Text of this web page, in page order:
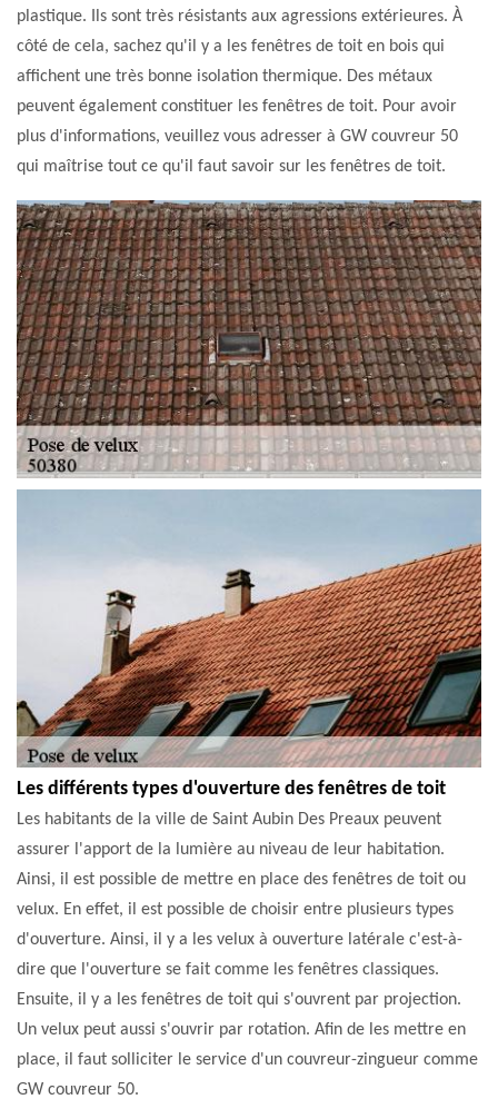
plastique. Ils sont très résistants aux agressions extérieures. À
côté de cela, sachez qu'il y a les fenêtres de toit en bois qui
affichent une très bonne isolation thermique. Des métaux
peuvent également constituer les fenêtres de toit. Pour avoir
plus d'informations, veuillez vous adresser à GW couvreur 50
qui maîtrise tout ce qu'il faut savoir sur les fenêtres de toit.
Les différents types d'ouverture des fenêtres de toit
Les habitants de la ville de Saint Aubin Des Preaux peuvent
assurer l'apport de la lumière au niveau de leur habitation.
Ainsi, il est possible de mettre en place des fenêtres de toit ou
velux. En effet, il est possible de choisir entre plusieurs types
d'ouverture. Ainsi, il y a les velux à ouverture latérale c'est-à-
dire que l'ouverture se fait comme les fenêtres classiques.
Ensuite, il y a les fenêtres de toit qui s'ouvrent par projection.
Un velux peut aussi s'ouvrir par rotation. Afin de les mettre en
place, il faut solliciter le service d'un couvreur-zingueur comme
GW couvreur 50.